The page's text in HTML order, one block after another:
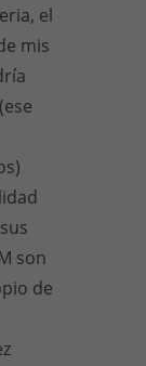
el
mis
son
de